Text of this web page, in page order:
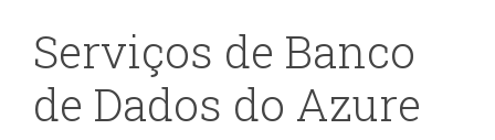
Serviços de Banco
de Dados do Azure